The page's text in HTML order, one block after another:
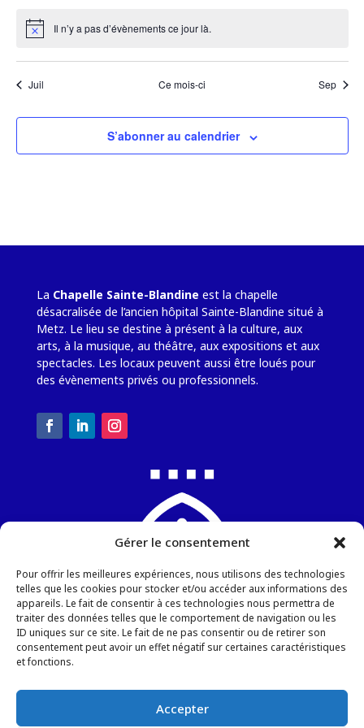
Gérer le consentement
Pour offrir les meilleures expériences, nous utilisons des technologies
telles que les cookies pour stocker et/ou accéder aux informations des
appareils. Le fait de consentir à ces technologies nous permettra de
traiter des données telles que le comportement de navigation ou les
ID uniques sur ce site. Le fait de ne pas consentir ou de retirer son
consentement peut avoir un effet négatif sur certaines caractéristiques
et fonctions.
Accepter
Notice Il n’y a pas d’évènements ce jour là.
Juil Ce mois-ci Sep
S’abonner au calendrier
La Chapelle Sainte-Blandine est la chapelle
désacralisée de l’ancien hôpital Sainte-Blandine situé à
Metz. Le lieu se destine à présent à la culture, aux
arts, à la musique, au théâtre, aux expositions et aux
spectacles. Les locaux peuvent aussi être loués pour
des évènements privés ou professionnels.
Chapelle Sainte-Blandine
6, rue de la Gendarmerie